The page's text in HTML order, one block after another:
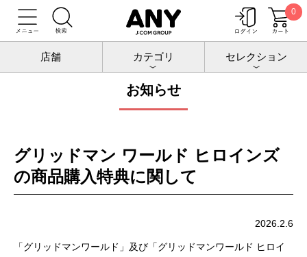
0
店舗 カテゴリ セレクション
トップ お知らせ
お知らせ
グリッドマン ワールド ヒロインズ
の商品購入特典に関して
2026.2.6
「グリッドマンワールド」及び「グリッドマンワールド ヒロイ